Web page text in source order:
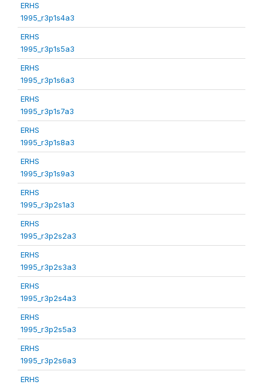
ERHS
1995_r3p1s4a3
ERHS
1995_r3p1s5a3
ERHS
1995_r3p1s6a3
ERHS
1995_r3p1s7a3
ERHS
1995_r3p1s8a3
ERHS
1995_r3p1s9a3
ERHS
1995_r3p2s1a3
ERHS
1995_r3p2s2a3
ERHS
1995_r3p2s3a3
ERHS
1995_r3p2s4a3
ERHS
1995_r3p2s5a3
ERHS
1995_r3p2s6a3
ERHS